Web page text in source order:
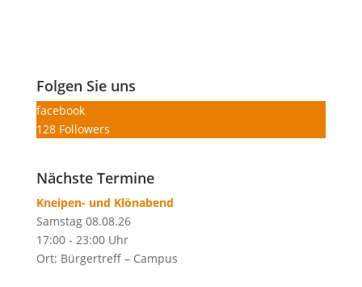
Folgen Sie uns
facebook
128 Followers
Nächste Termine
Kneipen- und Klönabend
Samstag 08.08.26
17:00 - 23:00 Uhr
Ort: Bürgertreff – Campus